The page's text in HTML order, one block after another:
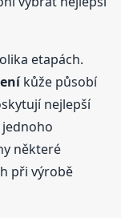
etapách.
kůže působí
nejlepší
některé
při výrobě